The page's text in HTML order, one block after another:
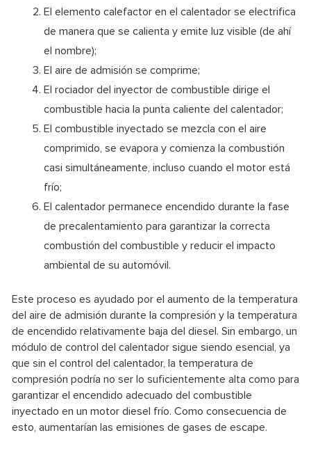
El elemento calefactor en el calentador se electrifica
de manera que se calienta y emite luz visible (de ahí
el nombre);
El aire de admisión se comprime;
El rociador del inyector de combustible dirige el
combustible hacia la punta caliente del calentador;
El combustible inyectado se mezcla con el aire
comprimido, se evapora y comienza la combustión
casi simultáneamente, incluso cuando el motor está
frío;
El calentador permanece encendido durante la fase
de precalentamiento para garantizar la correcta
combustión del combustible y reducir el impacto
ambiental de su automóvil.
Este proceso es ayudado por el aumento de la temperatura
del aire de admisión durante la compresión y la temperatura
de encendido relativamente baja del diesel. Sin embargo, un
módulo de control del calentador sigue siendo esencial, ya
que sin el control del calentador, la temperatura de
compresión podría no ser lo suficientemente alta como para
garantizar el encendido adecuado del combustible
inyectado en un motor diesel frío. Como consecuencia de
esto, aumentarían las emisiones de gases de escape.